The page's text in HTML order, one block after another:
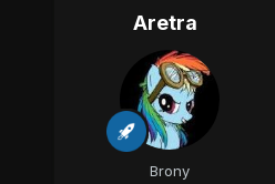
Aretra
Brony